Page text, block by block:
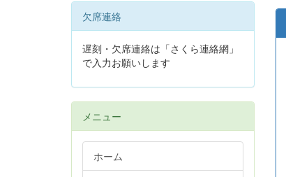
欠席連絡
遅刻・欠席連絡は「さくら連絡網」
で入力お願いします
メニュー
ホーム